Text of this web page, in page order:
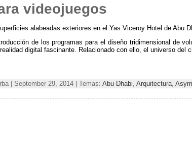
videojuegos
alabeadas exteriores en el Yas Viceroy Hotel de Abu
de los programas para el diseño tridimensional de
digital fascinante. Relacionado con ello, el universo del
| September 29, 2014 | Temas: Abu Dhabi, Arquitectura,